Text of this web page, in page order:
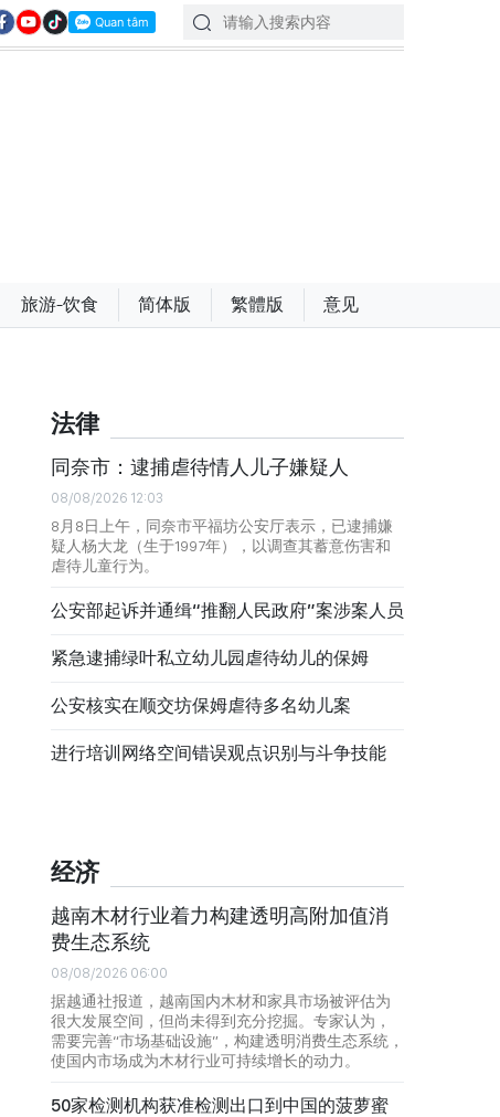
旅游-饮食 简体版 繁體版 意见
法律
同奈市：逮捕虐待情人儿子嫌疑人
08/08/2026 12:03
8月8日上午，同奈市平福坊公安厅表示，已逮捕嫌
疑人杨大龙（生于1997年），以调查其蓄意伤害和
虐待儿童行为。
公安部起诉并通缉“推翻人民政府”案涉案人员
紧急逮捕绿叶私立幼儿园虐待幼儿的保姆
公安核实在顺交坊保姆虐待多名幼儿案
进行培训网络空间错误观点识别与斗争技能
经济
越南木材行业着力构建透明高附加值消
费生态系统
08/08/2026 06:00
据越通社报道，越南国内木材和家具市场被评估为
很大发展空间，但尚未得到充分挖掘。专家认为，
需要完善“市场基础设施”，构建透明消费生态系统，
使国内市场成为木材行业可持续增长的动力。
50家检测机构获准检测出口到中国的菠萝蜜